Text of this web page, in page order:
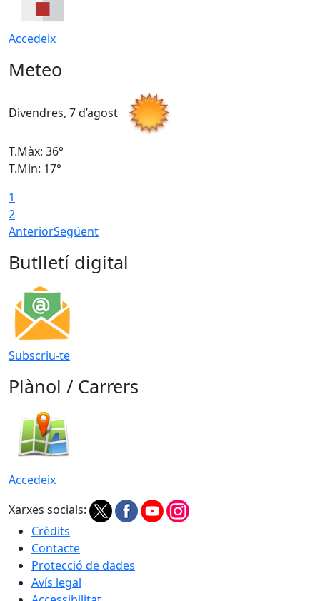
Accedeix
Meteo
Divendres, 7 d’agost
T.Màx: 36°
T.Min: 17°
1
2
AnteriorSegüent
Butlletí digital
Subscriu-te
Plànol / Carrers
Accedeix
Xarxes socials:
Crèdits
Contacte
Protecció de dades
Avís legal